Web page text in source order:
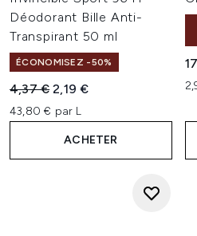
Déodorant Bille Anti-
Transpirant 50 ml
ÉCONOMISEZ -50%
Prix de vente :
4,37 €Prix ​​actuel :
2,19 €
43,80 € par L
ACHETER